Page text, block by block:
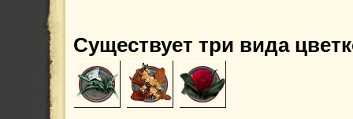
Существует три вида